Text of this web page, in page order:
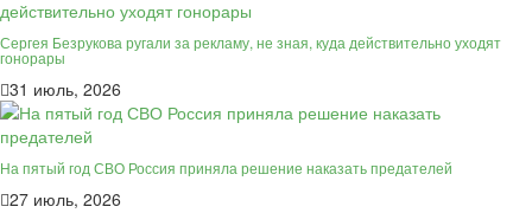
Сергея Безрукова ругали за рекламу, не зная, куда действительно уходят
гонорары
31 июль, 2026
На пятый год СВО Россия приняла решение наказать предателей
27 июль, 2026